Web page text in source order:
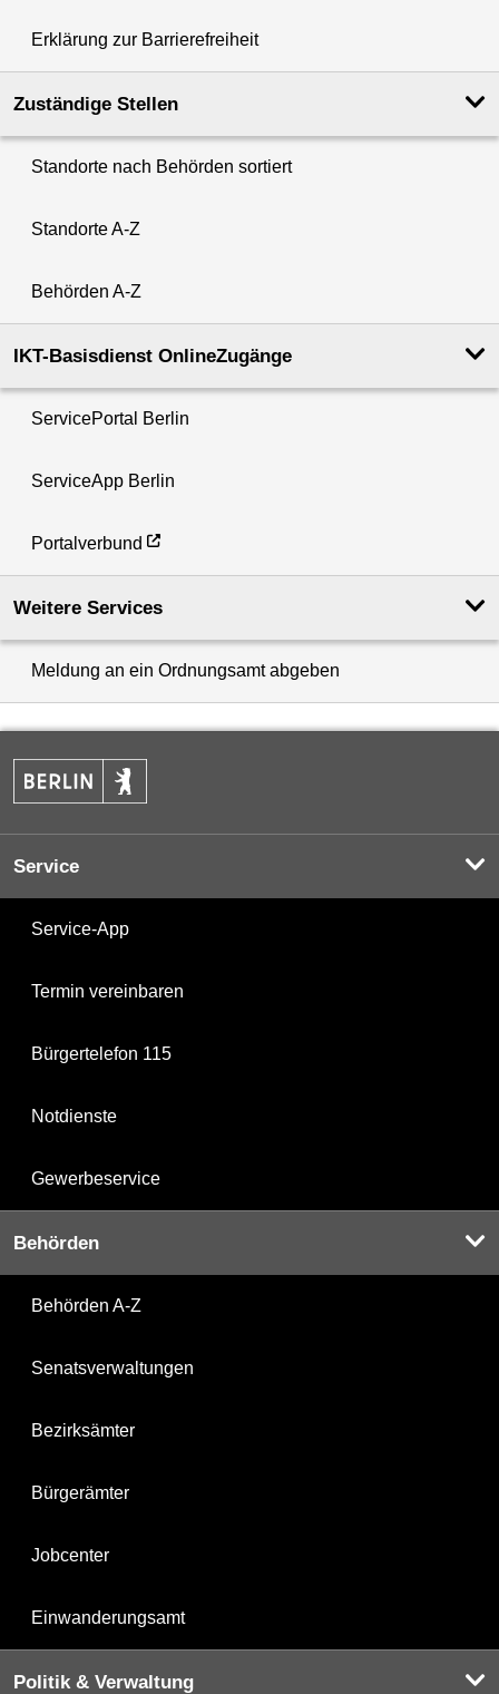
Erklärung zur Barrierefreiheit
Zuständige Stellen
Standorte nach Behörden sortiert
Standorte A-Z
Behörden A-Z
IKT-Basisdienst OnlineZugänge
ServicePortal Berlin
ServiceApp Berlin
Portalverbund
Weitere Services
Meldung an ein Ordnungsamt abgeben
Service
Service-App
Termin vereinbaren
Bürgertelefon 115
Notdienste
Gewerbeservice
Behörden
Behörden A-Z
Senatsverwaltungen
Bezirksämter
Bürgerämter
Jobcenter
Einwanderungsamt
Politik & Verwaltung